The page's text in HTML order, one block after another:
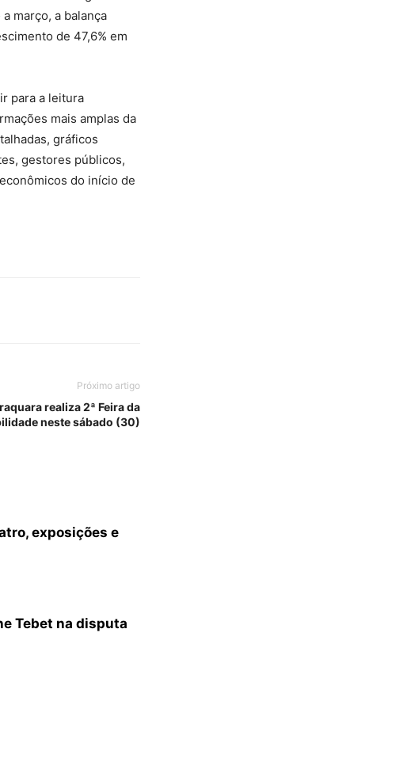
março, a balança
de 47,6% em
para a leitura
mais amplas da
gráficos
gestores públicos,
do início de
Próximo artigo
realiza 2ª Feira da
neste sábado (30)
exposições e
Tebet na disputa